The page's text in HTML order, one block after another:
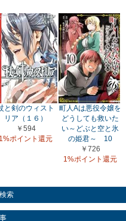
と剣のウィスト
リア（１６）
￥594
1%ポイント還元
町人Aは悪役令嬢を
どうしても救いた
い～どぶと空と氷
の姫君～ 10
￥726
1%ポイント還元
索